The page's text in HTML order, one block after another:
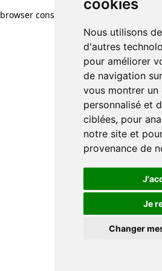
cookies
Nous utilisons
d'autres
pour améliorer
de navigation
vous montrer un
personnalisé et
ciblées, pour
notre site et
provenance de
Je
Changer
browser console for more information)